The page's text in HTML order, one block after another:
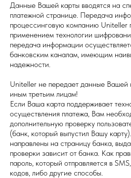
Данные Вашей карты вводятся на
платежной странице. Передача
процессинговую компанию Uniteller
применением технологии
передача информации
банковским каналам, имеющим
надежности.
Uniteller не передает данные Вашей
иным третьим лицам!
Если Ваша карта поддерживает
осуществления платежа, Вам
дополнительную проверку
(банк, который выпустил Вашу
направлены на страницу банка,
проверки зависит от банка. Как
пароль, который отправляется в
кодов, либо другие способы.